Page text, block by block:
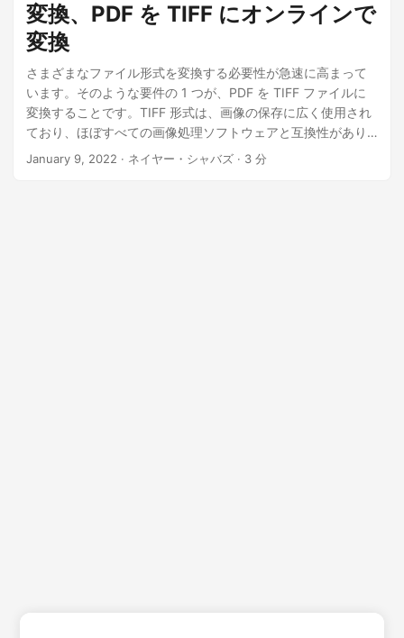
変換、PDF を TIFF にオンラインで
変換
さまざまなファイル形式を変換する必要性が急速に高まって
います。そのような要件の 1 つが、PDF を TIFF ファイルに
変換することです。TIFF 形式は、画像の保存に広く使用され
ており、ほぼすべての画像処理ソフトウェアと互換性があり
ます。この記事では、Python プログラミング言語を使用して
January 9, 2022 · ネイヤー・シャバズ · 3 分